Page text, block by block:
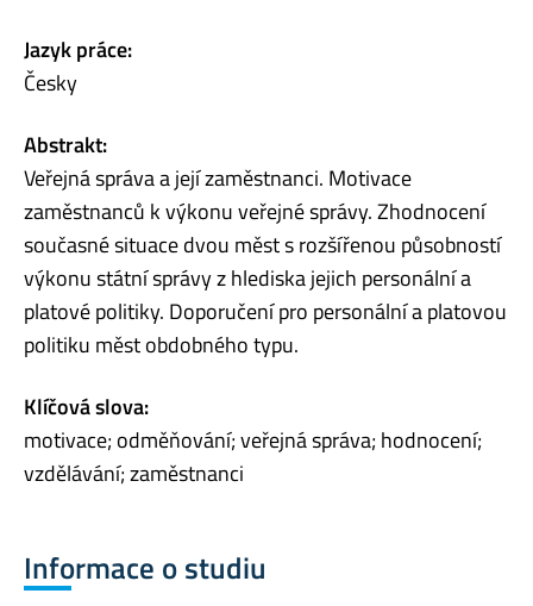
Jazyk práce:
Česky
Abstrakt:
Veřejná správa a její zaměstnanci. Motivace
zaměstnanců k výkonu veřejné správy. Zhodnocení
současné situace dvou měst s rozšířenou působností
výkonu státní správy z hlediska jejich personální a
platové politiky. Doporučení pro personální a platovou
politiku měst obdobného typu.
Klíčová slova:
motivace; odměňování; veřejná správa; hodnocení;
vzdělávání; zaměstnanci
Informace o studiu